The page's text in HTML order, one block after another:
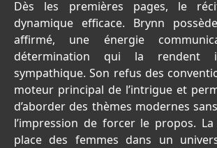
Dès les premières pages, le
dynamique efficace. Brynn
affirmé, une énergie
détermination qui la rendent
sympathique. Son refus des
moteur principal de l’intrigue et
d’aborder des thèmes modernes
l’impression de forcer le propos.
place des femmes dans un